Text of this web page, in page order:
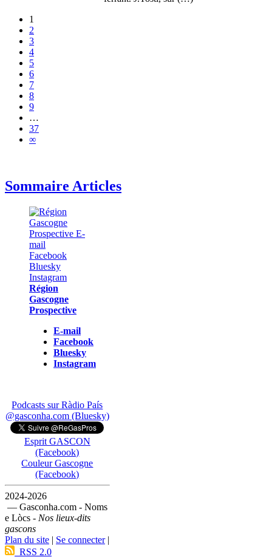
1
2
3
4
5
6
7
8
9
…
37
∞
Sommaire Articles
Région
Gascogne
Prospective
E-mail
Facebook
Bluesky
Instagram
Podcasts sur Ràdio País
@gasconha.com (Bluesky)
Esprit GASCON
(Facebook)
Couleur Gascogne
(Facebook)
2024-2026
— Gasconha.com - Noms
e Lòcs - Nos lieux-dits
gascons
Plan du site | Se connecter|
RSS 2.0